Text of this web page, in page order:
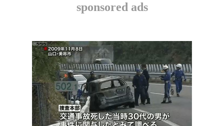
sponsored ads